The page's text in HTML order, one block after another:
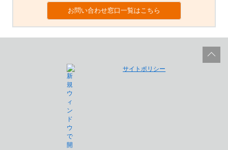
お問い合わせ窓口一覧はこちら
サイトポリシー